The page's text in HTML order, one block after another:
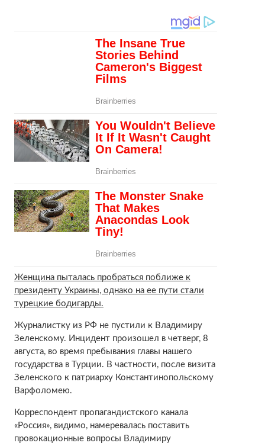
Женщина пыталась пробраться поближе к
президенту Украины, однако на ее пути стали
турецкие бодигарды.
Журналистку из РФ не пустили к Владимиру
Зеленскому. Инцидент произошел в четверг, 8
августа, во время пребывания главы нашего
государства в Турции. В частности, после визита
Зеленского к патриарху Константинопольскому
Варфоломею.
Корреспондент пропагандистского канала
«Россия», видимо, намеревалась поставить
провокационные вопросы Владимиру